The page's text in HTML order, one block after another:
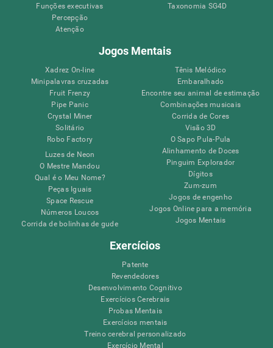
Funções executivas
Percepção
Atenção
Taxonomia SG4D
Jogos Mentais
Xadrez On-line
Minipalavras cruzadas
Fruit Frenzy
Pipe Panic
Crystal Miner
Solitário
Robo Factory
Luzes de Neon
O Mestre Mandou
Qual é o Meu Nome?
Peças Iguais
Space Rescue
Números Loucos
Corrida de bolinhas de gude
Tênis Melódico
Embaralhado
Encontre seu animal de estimação
Combinações musicais
Corrida de Cores
Visão 3D
O Sapo Pula-Pula
Alinhamento de Doces
Pinguim Explorador
Dígitos
Zum-zum
Jogos de engenho
Jogos Online para a memória
Jogos Mentais
Exercícios
Patente
Revendedores
Desenvolvimento Cognitivo
Exercícios Cerebrais
Probas Mentais
Exercícios mentais
Treino cerebral personalizado
Exercício Mental